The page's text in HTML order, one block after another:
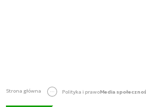
Strona główna Polityka i prawo